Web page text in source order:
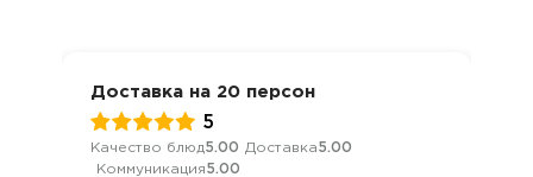
Доставка на 20 персон
5
Качество блюд5.00 Доставка5.00
Коммуникация5.00